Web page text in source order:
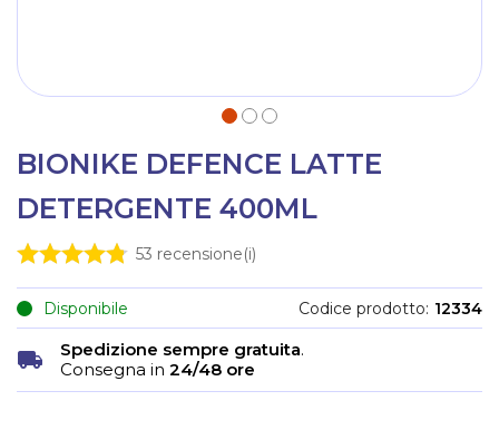
BIONIKE DEFENCE LATTE
DETERGENTE 400ML
53 recensione(i)
Disponibile Codice prodotto 12334
Spedizione sempre gratuita.
Consegna in 24/48 ore